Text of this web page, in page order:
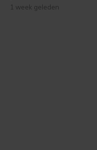
1 week geleden